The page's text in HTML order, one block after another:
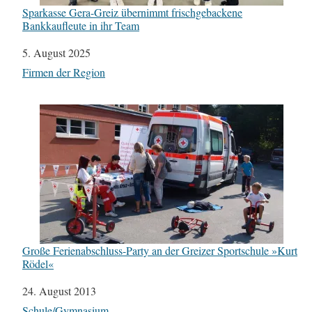
Sparkasse Gera-Greiz übernimmt frischgebackene
Bankkaufleute in ihr Team
Datum
5. August 2025
In Bezug auf
Firmen der Region
Große Ferienabschluss-Party an der Greizer Sportschule »Kurt
Rödel«
Datum
24. August 2013